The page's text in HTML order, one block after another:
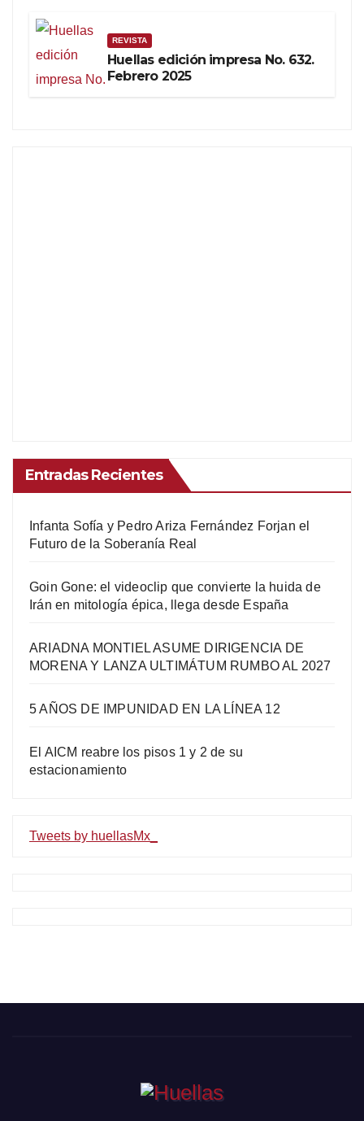
REVISTA
Huellas edición impresa No. 632.
Febrero 2025
Entradas Recientes
Infanta Sofía y Pedro Ariza Fernández Forjan el
Futuro de la Soberanía Real
Goin Gone: el videoclip que convierte la huida de
Irán en mitología épica, llega desde España
ARIADNA MONTIEL ASUME DIRIGENCIA DE
MORENA Y LANZA ULTIMÁTUM RUMBO AL 2027
5 AÑOS DE IMPUNIDAD EN LA LÍNEA 12
El AICM reabre los pisos 1 y 2 de su
estacionamiento
Tweets by huellasMx_